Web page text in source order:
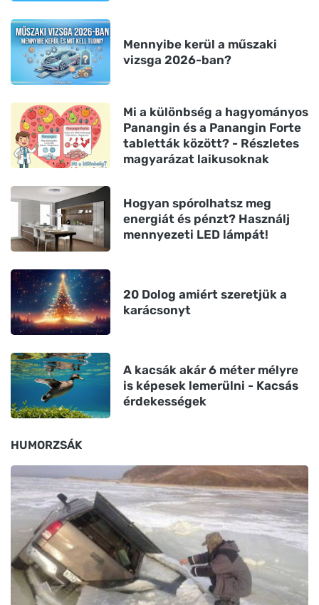
Mennyibe kerül a műszaki
vizsga 2026-ban?
Mi a különbség a hagyományos
Panangin és a Panangin Forte
tabletták között? - Részletes
magyarázat laikusoknak
Hogyan spórolhatsz meg
energiát és pénzt? Használj
mennyezeti LED lámpát!
20 Dolog amiért szeretjük a
karácsonyt
A kacsák akár 6 méter mélyre
is képesek lemerülni - Kacsás
érdekességek
HUMORZSÁK